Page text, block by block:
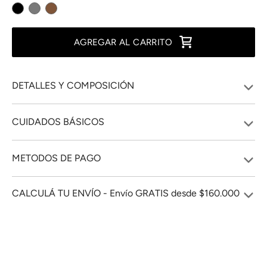
AGREGAR AL CARRITO
DETALLES Y COMPOSICIÓN
CUIDADOS BÁSICOS
METODOS DE PAGO
CALCULÁ TU ENVÍO - Envío GRATIS desde $160.000